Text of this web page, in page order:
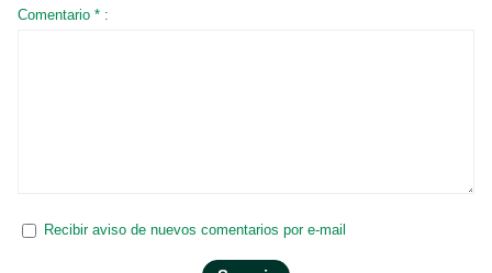
Comentario * :
Recibir aviso de nuevos comentarios por e-mail